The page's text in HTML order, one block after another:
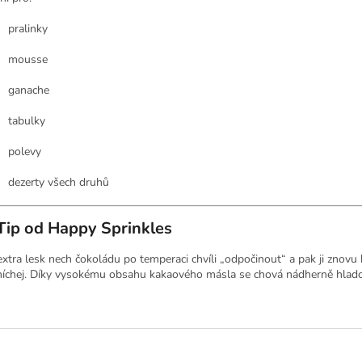
pralinky
mousse
ganache
tabulky
polevy
dezerty všech druhů
od Happy Sprinkles
lesk nech čokoládu po temperaci chvíli „odpočinout“ a pak ji znovu
Díky vysokému obsahu kakaového másla se chová nádherně